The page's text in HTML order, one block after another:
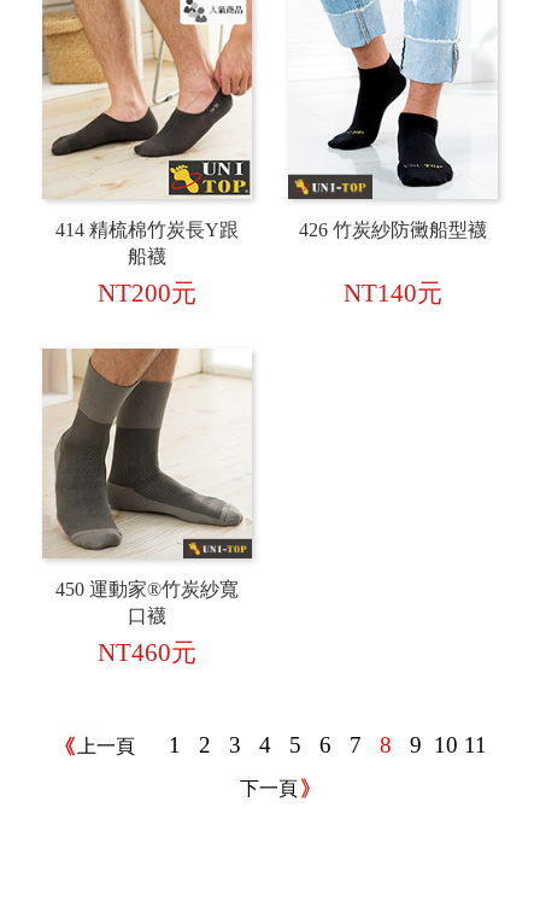
414 精梳棉竹炭長Y跟
船襪
NT200元
426 竹炭紗防黴船型襪
NT140元
450 運動家®竹炭紗寬
口襪
NT460元
上一頁 1 2 3 4 5 6 7 8 9 10 11
下一頁